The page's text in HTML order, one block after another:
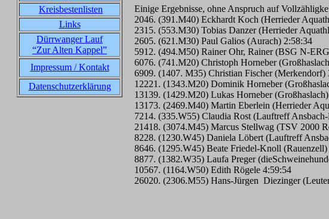
Kreisbestenlisten
Links
Dürrwanger Lauf
“Zur Alten Kappel”
Impressum / Kontakt
Datenschutzerklärung
Einige Ergebnisse, ohne Anspruch auf
2046. (391.M40) Eckhardt Koch (Herrieder
2315. (553.M30) Tobias Danzer (Herrieder
2605. (621.M30) Paul Galios (Aurach) 2:58:34
5912. (494.M50) Rainer Ohr, Rainer (BSG N-
6076. (741.M20) Christoph Horneber
6909. (1407. M35) Christian Fischer (Merkendorf)
12221. (1343.M20) Dominik Horneber
13139. (1429.M20) Lukas Horneber
13173. (2469.M40) Martin Eberlein (Herrieder
7214. (335.W55) Claudia Rost (Lauftreff
21418. (3074.M45) Marcus Stellwag (TSV 2000
8228. (1230.W45) Daniela Löbert (Lauftreff
8646. (1295.W45) Beate Friedel-Knoll
8877. (1382.W35) Laufa Preger
10567. (1164.W50) Edith Rögele 4:59:54
26020. (2306.M55) Hans-Jürgen Diezinger